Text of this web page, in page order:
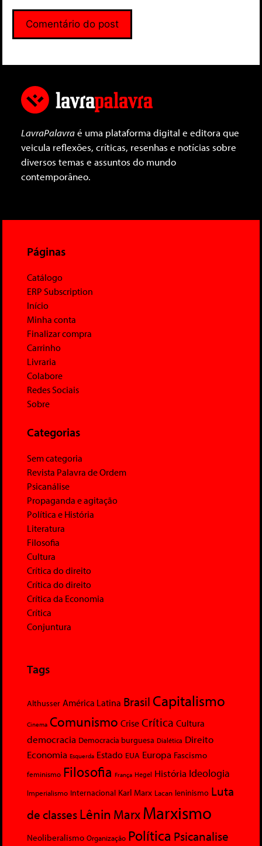
LavraPalavraé uma plataforma digital e editora que
veicula reflexões, críticas, resenhas e notícias sobre
diversos temas e assuntos do mundo
contemporâneo.
Páginas
Catálogo
ERP Subscription
Início
Minha conta
Finalizar compra
Carrinho
Livraria
Colabore
Redes Sociais
Sobre
Categorias
Sem categoria
Revista Palavra de Ordem
Psicanálise
Propaganda e agitação
Política e História
Literatura
Filosofia
Cultura
Crítica do direito
Crítica do direito
Crítica da Economia
Crítica
Conjuntura
Tags
Althusser América Latina Brasil Capitalismo
Cinema Comunismo Crise Crítica Cultura
democracia Democracia burguesa Dialética Direito
Economia Esquerda Estado EUA Europa Fascismo
feminismo Filosofia França Hegel História Ideologia
Imperialismo Internacional Karl Marx Lacan leninismo Luta
de classesLênin MarxMarxismo
Neoliberalismo Organização Política Psicanalise